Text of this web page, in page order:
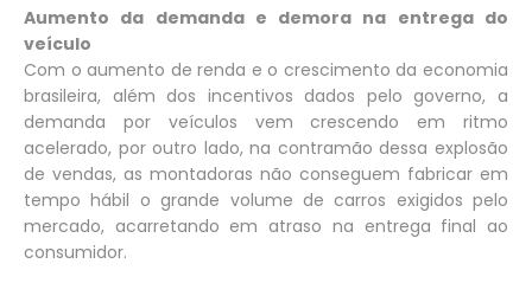
Aumento da demanda e demora na entrega do
veículo
Com o aumento de renda e o crescimento da economia
brasileira, além dos incentivos dados pelo governo, a
demanda por veículos vem crescendo em ritmo
acelerado, por outro lado, na contramão dessa explosão
de vendas, as montadoras não conseguem fabricar em
tempo hábil o grande volume de carros exigidos pelo
mercado, acarretando em atraso na entrega final ao
consumidor.